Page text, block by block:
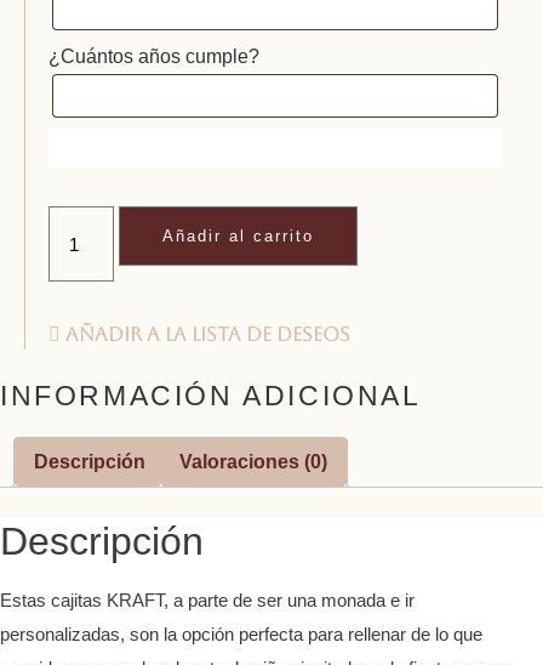
¿Cuántos años cumple?
Cajita
kraft
Añadir al carrito
Añadir a la lista de deseos
INFORMACIÓN ADICIONAL
Descripción Valoraciones (0)
Descripción
Estas cajitas KRAFT, a parte de ser una monada e ir
personalizadas, son la opción perfecta para rellenar de lo que